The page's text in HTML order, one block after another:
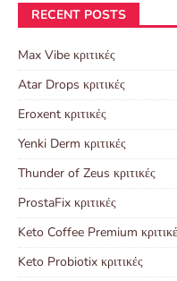
RECENT POSTS
Max Vibe κριτικές
Atar Drops κριτικές
Eroxent κριτικές
Yenki Derm κριτικές
Thunder of Zeus κριτικές
ProstaFix κριτικές
Keto Coffee Premium
Keto Probiotix κριτικές